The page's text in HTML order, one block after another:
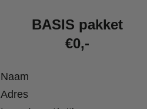
BASIS pakket
€0,-
Naam
Adres